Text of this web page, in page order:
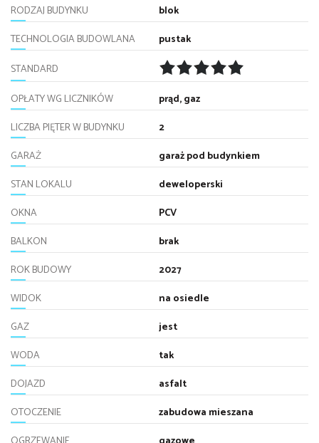
RODZAJ BUDYNKU
blok
TECHNOLOGIA BUDOWLANA
pustak
STANDARD
OPŁATY WG LICZNIKÓW
prąd, gaz
LICZBA PIĘTER W BUDYNKU
2
GARAŻ
garaż pod budynkiem
STAN LOKALU
deweloperski
OKNA
PCV
BALKON
brak
ROK BUDOWY
2027
WIDOK
na osiedle
GAZ
jest
WODA
tak
DOJAZD
asfalt
OTOCZENIE
zabudowa mieszana